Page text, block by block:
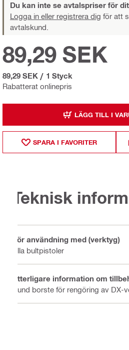
Du kan inte se avtalspriser för
Logga in eller registrera dig för att
avtalskund.
Rabatterat onlinepris
89,29 SEK
89,29 SEK / 1 Styck
LÄGG TILL I
SPARA I FAVORITER
Teknisk
För användning med (verktyg)
Alla bultpistoler
Ytterligare information om
Rund borste för rengöring av DX-